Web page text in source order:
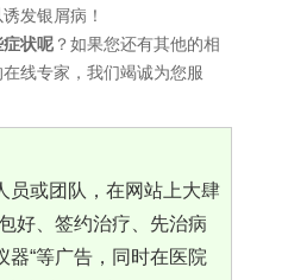
发银屑病！
状呢 ？如果您还有其他的相
线专家，我们竭诚为您服
员或团队，在网站上大肆
好、签约治疗、先治病
器“等广告，同时在医院